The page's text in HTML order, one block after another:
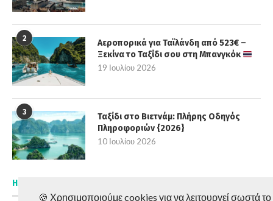
2
Αεροπορικά για Ταϊλάνδη από 523€ –
Ξεκίνα το Ταξίδι σου στη Μπανγκόκ
19 Ιουλίου 2026
3
Ταξίδι στο Βιετνάμ: Πλήρης Οδηγός
Πληροφοριών {2026}
10 Ιουλίου 2026
ΗΜΕΡΟΛΌΓΙΟ
🍪 Χρησιμοποιούμε cookies για να λειτουργεί σωστά το